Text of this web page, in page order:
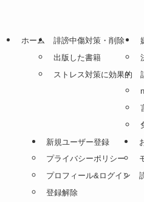
ホーム
誹謗中傷対策・削除
出版した書籍
ストレス対策に効果的
新規ユーザー登録
プライバシーポリシー
プロフィール&ログイン
登録解除